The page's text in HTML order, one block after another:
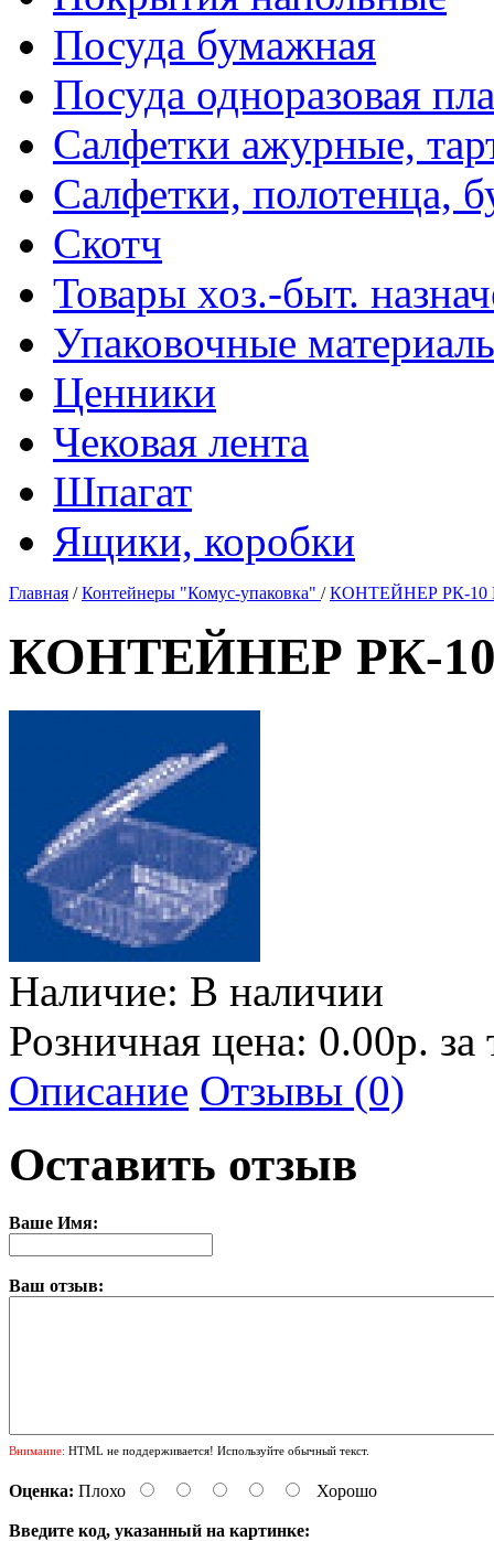
Посуда бумажная
Посуда одноразовая
Салфетки ажурные,
Салфетки, полотенца,
Скотч
Товары хоз.-быт.
Упаковочные
Ценники
Чековая лента
Шпагат
Ящики, коробки
Главная /Контейнеры "Комус-упаковка" /КОНТЕЙНЕР РК-10
КОНТЕЙНЕР РК-10
Наличие: В наличии
Розничная цена: 0.00р.
Описание Отзывы (0)
Оставить отзыв
Ваше Имя:
Ваш отзыв:
Внимание: HTML не поддерживается! Используйте обычный текст.
Оценка: Плохо Хорошо
Введите код, указанный на картинке: